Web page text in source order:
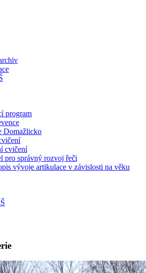
program
Domažlicko
cvičení
pro správný rozvoj řeči
vývoje artikulace v závislosti na věku